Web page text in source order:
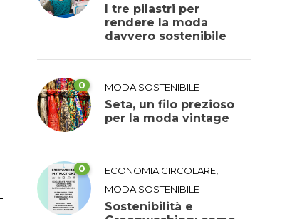
I tre pilastri per
rendere la moda
davvero sostenibile
0 MODA SOSTENIBILE
Seta, un filo prezioso
per la moda vintage
0 ECONOMIA CIRCOLARE,
MODA SOSTENIBILE
Sostenibilità e